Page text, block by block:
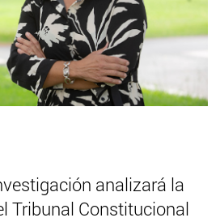
analizará la
Tribunal Constitucional